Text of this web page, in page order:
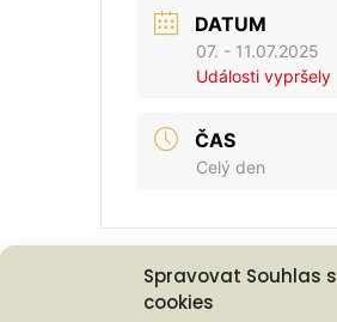
Spravovat Souhlas s
cookies
DATUM
07. - 11.07.2025
Události vypršely
ČAS
Celý den